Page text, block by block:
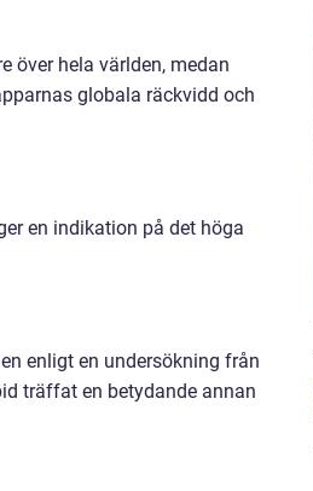
över hela världen, medan
globala räckvidd och
en indikation på det höga
enligt en undersökning från
träffat en betydande annan